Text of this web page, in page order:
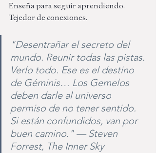
Enseña para seguir aprendiendo.
Tejedor de conexiones.
"Desentrañar el secreto del
mundo. Reunir todas las pistas.
Verlo todo. Ese es el destino
de Géminis… Los Gemelos
deben darle al universo
permiso de no tener sentido.
Si están confundidos, van por
buen camino." — Steven
Forrest, The Inner Sky